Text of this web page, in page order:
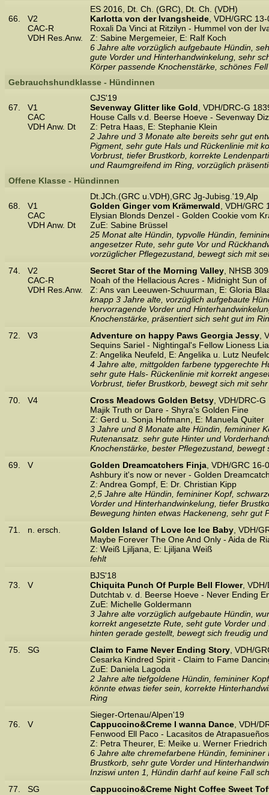
66.
V2
CAC-R
VDH Res.Anw.
ES 2016, Dt. Ch. (GRC), Dt. Ch. (VDH)
Karlotta von der Ivangsheide , VDH/GRC
Roxali Da Vinci at Ritzilyn - Hummel von der
Z: Sabine Mergemeier, E: Ralf Koch
6 Jahre alte vorzüglich aufgebaute Hündin,
gute Vorder und Hinterhandwinkelung, sehr
Körper passende Knochenstärke, schönes
Gebrauchshundklasse - Hündinnen
67.
V1
CAC
VDH Anw. Dt
CJS'19
Sevenway Glitter like Gold , VDH/DRC-G
House Calls v.d. Beerse Hoeve - Sevenway
Z: Petra Haas, E: Stephanie Klein
2 Jahre und 3 Monate alte bereits sehr gut
Pigment, sehr gute Hals und Rückenlinie mit
Vorbrust, tiefer Brustkorb, korrekte
und Raumgreifend im Ring, vorzüglich
Offene Klasse - Hündinnen
68.
V1
CAC
VDH Anw. Dt
Dt.JCh.(GRC u.VDH),GRC Jg-Jubisg.'19,Alp
Golden Ginger vom Krämerwald , VDH/
Elysian Blonds Denzel - Golden Cookie vom
ZuE: Sabine Brüssel
25 Monat alte Hündin, typvolle Hündin,
angesetzer Rute, sehr gute Vor und
vorzüglicher Pflegezustand, bewegt sich mit
74.
V2
CAC-R
VDH Res.Anw.
Secret Star of the Morning Valley , NHSB
Noah of the Hellacious Acres - Midnight Sun
Z: Ans van Leeuwen-Schuurman, E: Gloria
knapp 3 Jahre alte, vorzüglich aufgebaute
hervorragende Vorder und
Knochenstärke, präsentiert sich seht gut im
72.
V3 Adventure on happy Paws Georgia Jessy ,
Sequins Sariel - Nightingal's Fellow Lioness
Z: Angelika Neufeld, E: Angelika u. Lutz
4 Jahre alte, mittgolden farbene typgerechte
sehr gute Hals- Rückenlinie mit korrekt
Vorbrust, tiefer Brustkorb, bewegt sich mit
70.
V4 Cross Meadows Golden Betsy , VDH/DRC-
Majik Truth or Dare - Shyra's Golden Fine
Z: Gerd u. Sonja Hofmann, E: Manuela Quiter
3 Jahre und 8 Monate alte Hündin, femininer
Rutenansatz. sehr gute Hinter und
Knochenstärke, bester Pflegezustand,
69.
V Golden Dreamcatchers Finja , VDH/GRC
Ashbury it's now or never - Golden
Z: Andrea Gompf, E: Dr. Christian Kipp
2,5 Jahre alte Hündin, femininer Kopf,
Vorder und Hinterhandwinkelung, tiefer
Bewegung hinten etwas Hackeneng, sehr gut
71.
n. ersch. Golden Island of Love Ice Ice Baby , VDH/
Maybe Forever The One And Only - Aida de
Z: Weiß Ljiljana, E: Ljiljana Weiß
fehlt
73. V
BJS'18
Chiquita Punch Of Purple Bell Flower,
Dutchtab v. d. Beerse Hoeve - Never Ending
ZuE: Michelle Goldermann
3 Jahre alte vorzüglich aufgebaute Hündin,
korrekt angesetzte Rute, seht gute Vorder
hinten gerade gestellt, bewegt sich freudig
75.
SG Claim to Fame Never Ending Story , VDH/
Cesarka Kindred Spirit - Claim to Fame
ZuE: Daniela Lagoda
2 Jahre alte tiefgoldene Hündin, femininer
könnte etwas tiefer sein, korrekte
Ring
76. V
Sieger-Ortenau/Alpen'19
Cappuccino&Creme I wanna Dance , VDH/
Fenwood Ell Paco - Lacasitos de Atrapasueños
Z: Petra Theurer, E: Meike u. Werner Friedrich
6 Jahre alte chremefarbene Hündin,
Brustkorb, sehr gute Vorder und
Inziswi unten 1, Hündin darhf auf keine Fall
77.
SG
Cappuccino&Creme Night Coffee Sweet